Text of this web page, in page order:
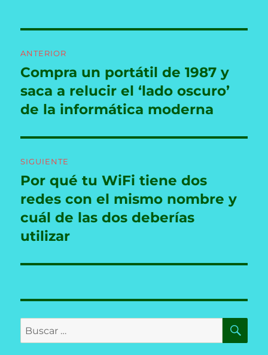
de
entradas
ANTERIOR
Entrada
anterior:
Compra un portátil de 1987 y
saca a relucir el ‘lado oscuro’
de la informática moderna
SIGUIENTE
Entrada
siguiente:
Por qué tu WiFi tiene dos
redes con el mismo nombre y
cuál de las dos deberías
utilizar
Buscar
por: